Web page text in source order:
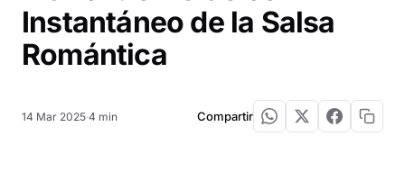
Instantáneo de la Salsa
Romántica
14 Mar 2025·4 min Compartir